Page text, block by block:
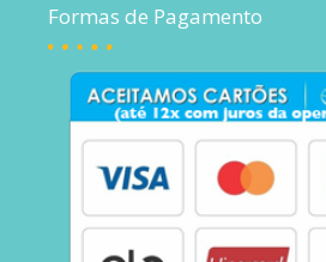
Formas de Pagamento